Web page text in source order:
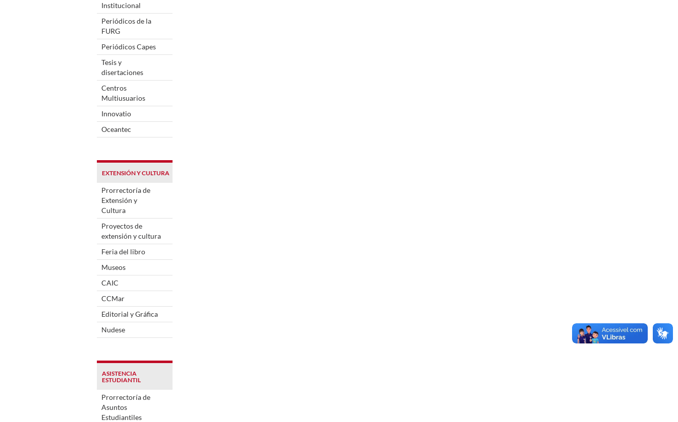
Institucional
Periódicos de la
FURG
Periódicos Capes
Tesis y
disertaciones
Centros
Multiusuarios
Innovatio
Oceantec
EXTENSIÓN Y CULTURA
Prorrectoría de
Extensión y
Cultura
Proyectos de
extensión y cultura
Feria del libro
Museos
CAIC
CCMar
Editorial y Gráfica
Nudese
ASISTENCIA
ESTUDIANTIL
Prorrectoría de
Asuntos
Estudiantiles